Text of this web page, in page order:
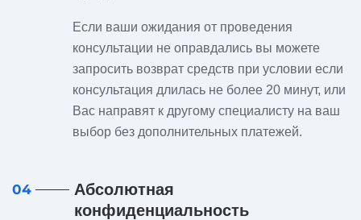
Если ваши ожидания от проведения
консультации не оправдались вы можете
запросить возврат средств при условии если
консультация длилась не более 20 минут, или
Вас направят к другому специалисту на ваш
выбор без дополнительных платежей.
04
Абсолютная
конфиденциальность